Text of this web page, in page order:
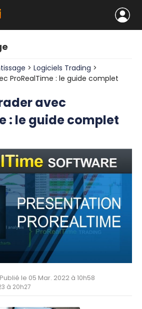
> Logiciels Trading >
ProRealTime : le guide complet
avec
: le guide complet
le 05 Mar. 2022 à 10h58
à 20h27